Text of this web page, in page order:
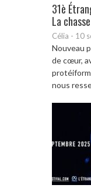
31è
La
Célia - 10
Nouveau
de cœur,
nous